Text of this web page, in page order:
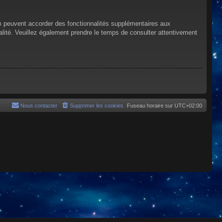
accorder des fonctionnalités supplémentaires aux
Veuillez également prendre le temps de consulter attentivement
Fuseau horaire sur UTC+02:00
Supprimer les cookies
Nous contacter